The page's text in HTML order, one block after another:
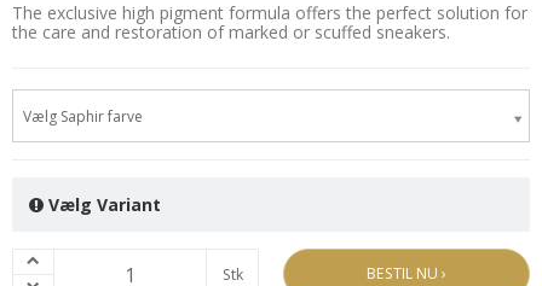
The exclusive high pigment formula offers the perfect solution for
the care and restoration of marked or scuffed sneakers.
Vælg Saphir farve
Vælg Variant
Stk BESTIL NU ›